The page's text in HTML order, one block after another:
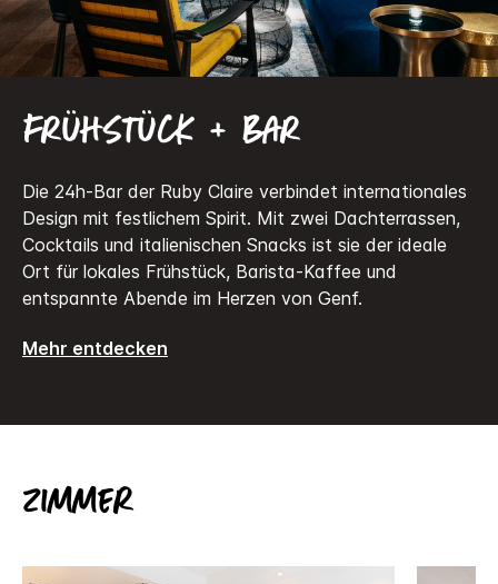
Frühstück + Bar
Die 24h-Bar der Ruby Claire verbindet internationales
Design mit festlichem Spirit. Mit zwei Dachterrassen,
Cocktails und italienischen Snacks ist sie der ideale
Ort für lokales Frühstück, Barista-Kaffee und
entspannte Abende im Herzen von Genf.
Mehr entdecken
Zimmer